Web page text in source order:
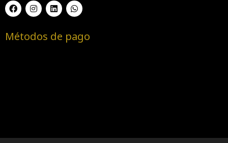
Métodos de pago